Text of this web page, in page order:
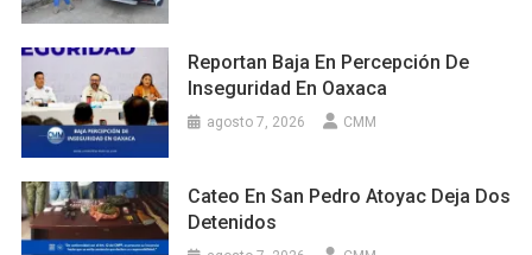
Reportan Baja En Percepción De
Inseguridad En Oaxaca
agosto 7, 2026 CMM
Cateo En San Pedro Atoyac Deja Dos
Detenidos